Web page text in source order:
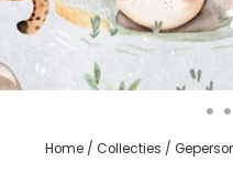
Home / Collecties /